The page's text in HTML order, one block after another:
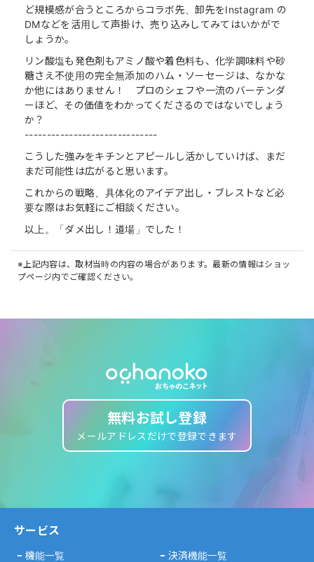
ど規模感が合うところからコラボ先、卸先をInstagram の
DMなどを活用して声掛け、売り込みしてみてはいかがで
しょうか。
リン酸塩も発色剤もアミノ酸や着色料も、化学調味料や砂
糖さえ不使用の完全無添加のハム・ソーセージは、なかな
か他にはありません！ プロのシェフや一流のバーテンダ
ーほど、その価値をわかってくださるのではないでしょう
か？
------------------------------
こうした強みをキチンとアピールし活かしていけば、まだ
まだ可能性は広がると思います。
これからの戦略、具体化のアイデア出し・ブレストなど必
要な際はお気軽にご相談ください。
以上。「ダメ出し！道場」でした！
※上記内容は、取材当時の内容の場合があります。最新の情報はショッ
プページ内でご確認ください。
無料お試し登録
メールアドレスだけで登録できます
サービス
機能一覧
決済機能一覧